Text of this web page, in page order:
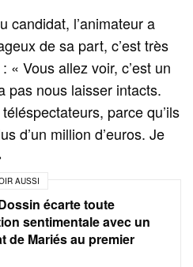
candidat, l’animateur a
de sa part, c’est très
« Vous allez voir, c’est un
pas nous laisser intacts.
parce qu’ils
d’un million d’euros. Je
AUSSI
écarte toute
sentimentale avec un
de Mariés au premier